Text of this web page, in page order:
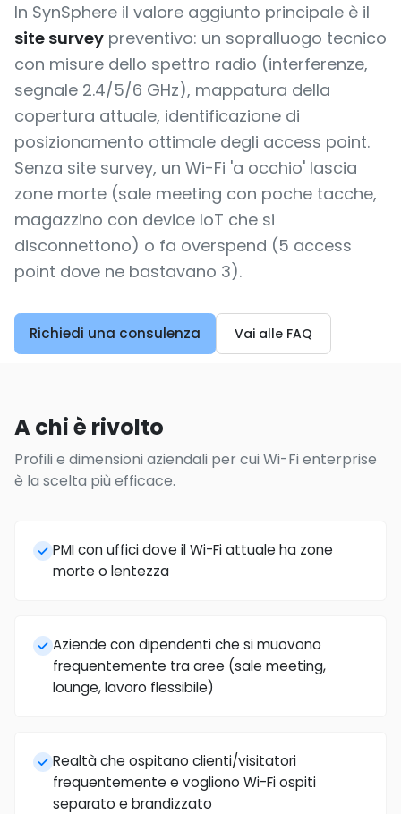
In SynSphere il valore aggiunto principale è il
site survey preventivo: un sopralluogo tecnico
con misure dello spettro radio (interferenze,
segnale 2.4/5/6 GHz), mappatura della
copertura attuale, identificazione di
posizionamento ottimale degli access point.
Senza site survey, un Wi-Fi 'a occhio' lascia
zone morte (sale meeting con poche tacche,
magazzino con device IoT che si
disconnettono) o fa overspend (5 access
point dove ne bastavano 3).
Richiedi una consulenza Vai alle FAQ
A chi è rivolto
Profili e dimensioni aziendali per cui Wi-Fi enterprise
è la scelta più efficace.
PMI con uffici dove il Wi-Fi attuale ha zone
morte o lentezza
Aziende con dipendenti che si muovono
frequentemente tra aree (sale meeting,
lounge, lavoro flessibile)
Realtà che ospitano clienti/visitatori
frequentemente e vogliono Wi-Fi ospiti
separato e brandizzato